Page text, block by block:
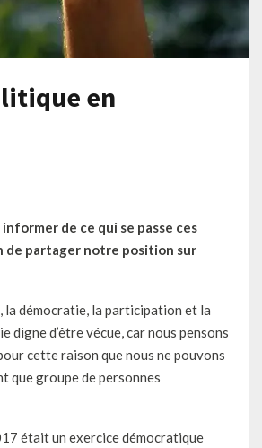
en
de ce qui se passe ces
de partager notre position sur
la démocratie, la participation et la
d’être vécue, car nous pensons
cette raison que nous ne pouvons
que groupe de personnes
était un exercice démocratique